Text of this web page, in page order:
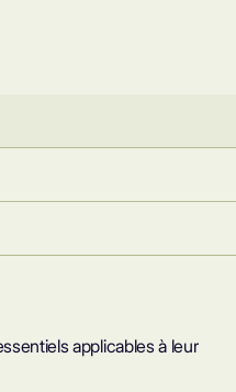
applicables à leur